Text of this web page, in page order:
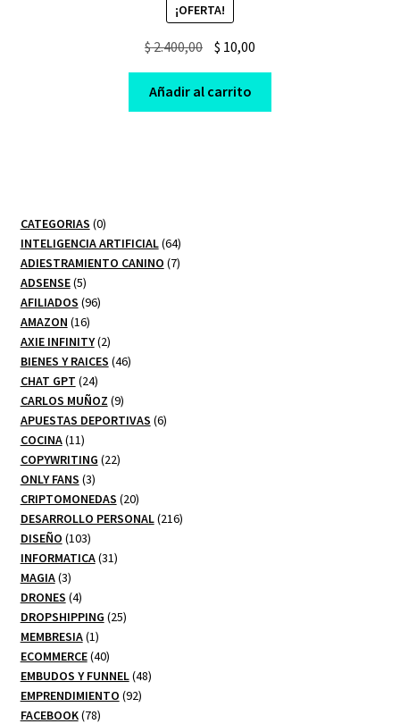
¡OFERTA!
$2.400,00
Original
was:
$ 2.400,00.
$ 10,00Current
$ 10,00.
Añadir al carrito
CATEGORIAS 00
productos
INTELIGENCIA ARTIFICIAL 6464
productos
ADIESTRAMIENTO CANINO 77
ADSENSE 55
productos
AFILIADOS 9696
AMAZON 1616
productos
AXIE INFINITY 22
productos
BIENES Y RAICES 4646
CHAT GPT 2424
productos
CARLOS MUÑOZ 99
productos
APUESTAS DEPORTIVAS 66
COCINA 1111
productos
COPYWRITING 2222
ONLY FANS 33
productos
CRIPTOMONEDAS 2020
productos
DESARROLLO PERSONAL 216216
DISEÑO 103103
productos
INFORMATICA 3131
MAGIA 33
productos
DRONES 44
productos
DROPSHIPPING 2525
MEMBRESIA 11
producto
ECOMMERCE 4040
productos
EMBUDOS Y FUNNEL 4848
EMPRENDIMIENTO 9292
FACEBOOK 7878